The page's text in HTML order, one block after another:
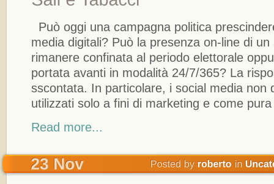
Può oggi una campagna politica
media digitali? Può la presenza on-line di
rimanere confinata al periodo elettorale
portata avanti in modalità 24/7/365? La
sscontata. In particolare, i social media non
utilizzati solo a fini di marketing e come
Read more...